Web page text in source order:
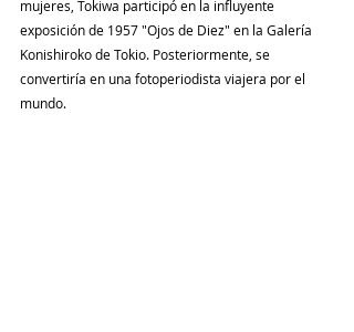
mujeres, Tokiwa participó en la influyente
exposición de 1957 "Ojos de Diez" en la Galería
Konishiroko de Tokio. Posteriormente, se
convertiría en una fotoperiodista viajera por el
mundo.